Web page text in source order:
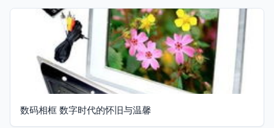
数码相框 数字时代的怀旧与温馨